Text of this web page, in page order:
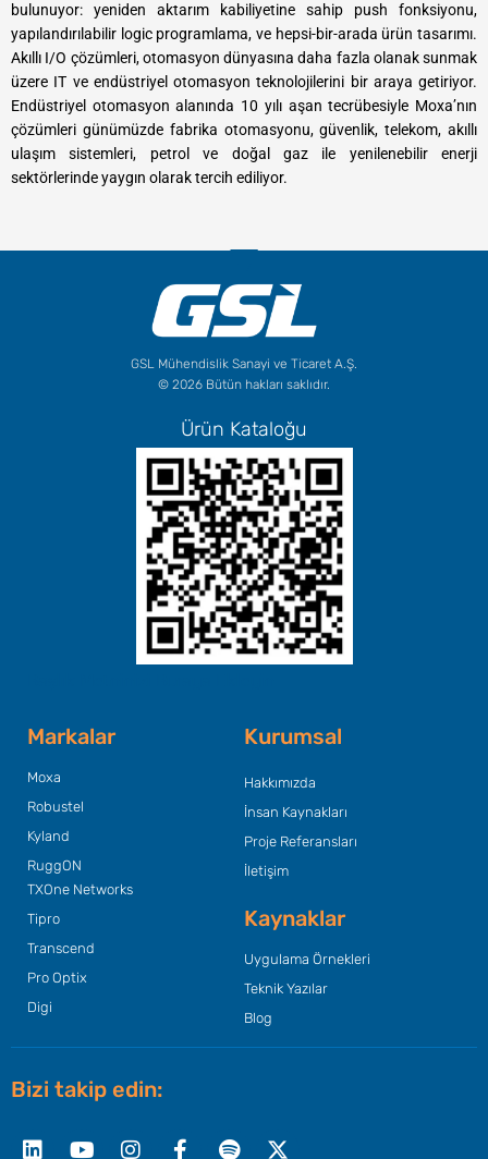
bulunuyor: yeniden aktarım kabiliyetine sahip push fonksiyonu,
yapılandırılabilir logic programlama, ve hepsi-bir-arada ürün tasarımı.
Akıllı I/O çözümleri, otomasyon dünyasına daha fazla olanak sunmak
üzere IT ve endüstriyel otomasyon teknolojilerini bir araya getiriyor.
Endüstriyel otomasyon alanında 10 yılı aşan tecrübesiyle Moxa’nın
çözümleri günümüzde fabrika otomasyonu, güvenlik, telekom, akıllı
ulaşım sistemleri, petrol ve doğal gaz ile yenilenebilir enerji
sektörlerinde yaygın olarak tercih ediliyor.
GSL Mühendislik Sanayi ve Ticaret A.Ş.
© 2026 Bütün hakları saklıdır.
Ürün Kataloğu
Markalar
Moxa
Robustel
Kyland
RuggON
TXOne Networks
Tipro
Transcend
Pro Optix
Digi
Kurumsal
Hakkımızda
İnsan Kaynakları
Proje Referansları
İletişim
Kaynaklar
Uygulama Örnekleri
Teknik Yazılar
Blog
Bizi takip edin:
f
twitter